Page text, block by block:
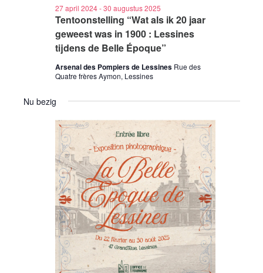
Tentoonstelling “Wat als ik 20 jaar
geweest was in 1900 : Lessines
tijdens de Belle Époque”
27 april 2024-30 augustus 2025
Arsenal des Pompiers de Lessines Rue des
Quatre frères Aymon, Lessines
Nu bezig